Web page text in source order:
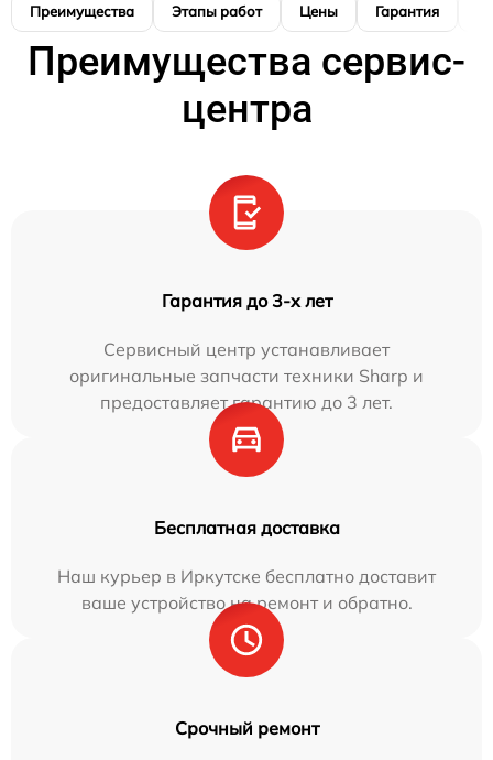
Преимущества Этапы работ Цены Гарантия
Преимущества сервис-
центра
Гарантия до 3-х лет
Сервисный центр устанавливает
оригинальные запчасти техники Sharp и
предоставляет гарантию до 3 лет.
Бесплатная доставка
Наш курьер в Иркутске бесплатно доставит
ваше устройство на ремонт и обратно.
Срочный ремонт